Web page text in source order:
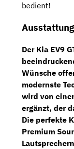
bedient!
Der Kia EV9
Wünsche
modernste
wird von
ergänzt, der
Die perfekte
Premium